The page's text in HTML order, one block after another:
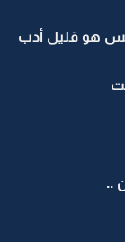
بس هو قليل أدب
..